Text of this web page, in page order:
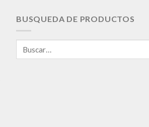
BUSQUEDA DE PRODUCTOS